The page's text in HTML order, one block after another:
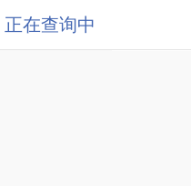
正在查询中